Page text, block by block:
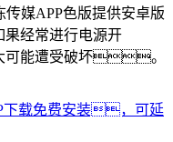
媒APP色版提供安卓版
经常进行电源开
可能遭受破坏。
下载免费安装，可延